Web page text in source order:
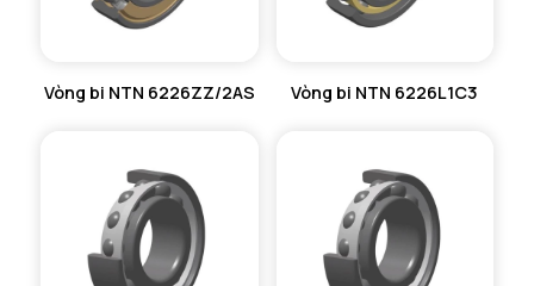
Vòng bi NTN 6226ZZ/2AS Vòng bi NTN 6226L1C3